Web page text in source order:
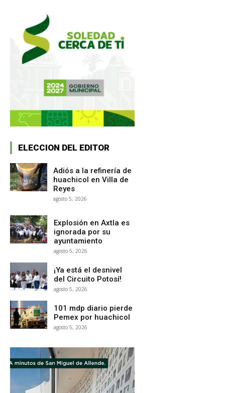
ELECCION DEL EDITOR
Adiós a la refinería de
huachicol en Villa de
Reyes
agosto 5, 2026
Explosión en Axtla es
ignorada por su
ayuntamiento
agosto 5, 2026
¡Ya está el desnivel
del Circuito Potosí!
agosto 5, 2026
101 mdp diario pierde
Pemex por huachicol
agosto 5, 2026